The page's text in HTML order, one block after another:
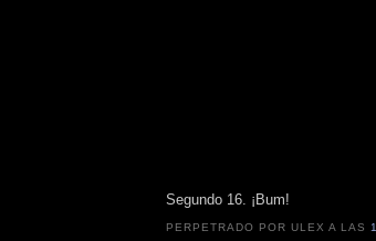
Segundo 16. ¡Bum!
PERPETRADO POR ULEXA LAS